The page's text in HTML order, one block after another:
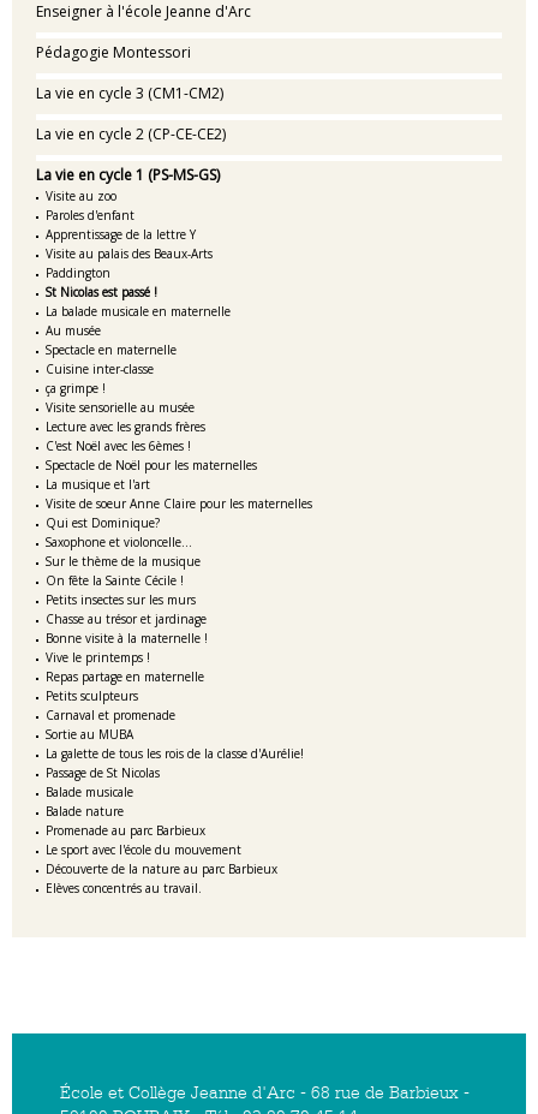
Enseigner à l'école Jeanne d'Arc
Pédagogie Montessori
La vie en cycle 3 (CM1-CM2)
La vie en cycle 2 (CP-CE-CE2)
La vie en cycle 1 (PS-MS-GS)
Visite au zoo
Paroles d'enfant
Apprentissage de la lettre Y
Visite au palais des Beaux-Arts
Paddington
St Nicolas est passé !
La balade musicale en maternelle
Au musée
Spectacle en maternelle
Cuisine inter-classe
ça grimpe !
Visite sensorielle au musée
Lecture avec les grands frères
C'est Noël avec les 6èmes !
Spectacle de Noël pour les maternelles
La musique et l'art
Visite de soeur Anne Claire pour les maternelles
Qui est Dominique?
Saxophone et violoncelle...
Sur le thème de la musique
On fête la Sainte Cécile !
Petits insectes sur les murs
Chasse au trésor et jardinage
Bonne visite à la maternelle !
Vive le printemps !
Repas partage en maternelle
Petits sculpteurs
Carnaval et promenade
Sortie au MUBA
La galette de tous les rois de la classe d'Aurélie!
Passage de St Nicolas
Balade musicale
Balade nature
Promenade au parc Barbieux
Le sport avec l'école du mouvement
Découverte de la nature au parc Barbieux
Elèves concentrés au travail.
École et Collège Jeanne d'Arc - 68 rue de Barbieux -